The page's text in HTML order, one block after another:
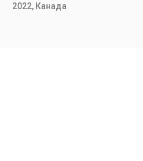
2022, Канада